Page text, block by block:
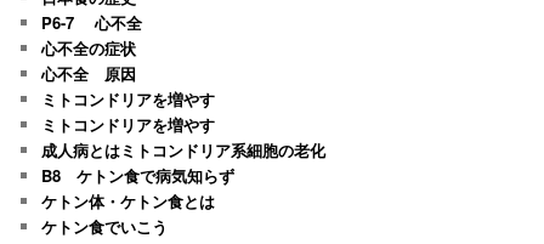
P6-7 心不全
心不全の症状
心不全 原因
ミトコンドリアを増やす
ミトコンドリアを増やす
成人病とはミトコンドリア系細胞の老化
B8 ケトン食で病気知らず
ケトン体・ケトン食とは
ケトン食でいこう